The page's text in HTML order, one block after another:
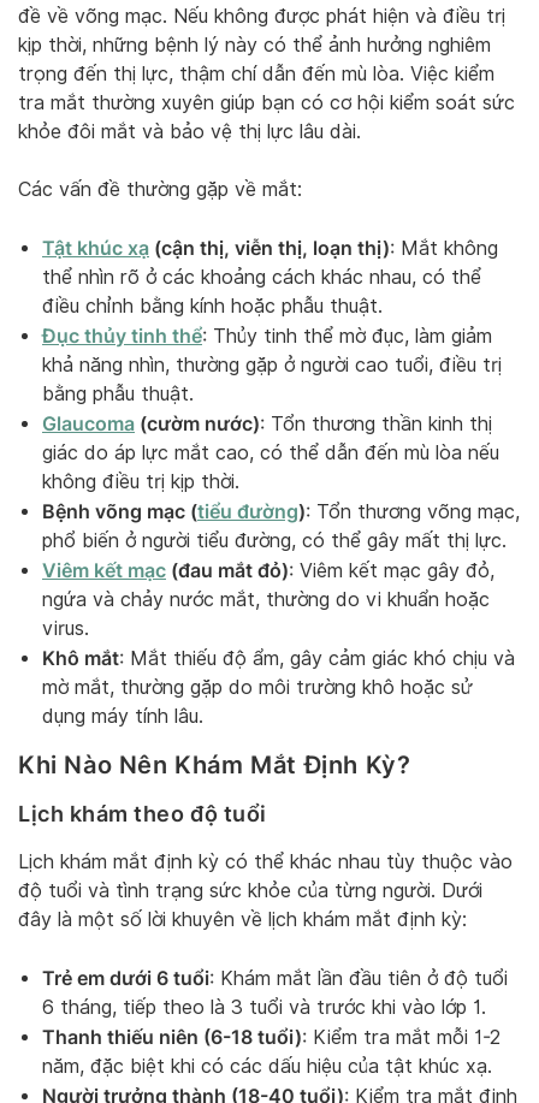
đề về võng mạc. Nếu không được phát hiện và điều trị
kịp thời, những bệnh lý này có thể ảnh hưởng nghiêm
trọng đến thị lực, thậm chí dẫn đến mù lòa. Việc kiểm
tra mắt thường xuyên giúp bạn có cơ hội kiểm soát sức
khỏe đôi mắt và bảo vệ thị lực lâu dài.
Các vấn đề thường gặp về mắt:
Tật khúc xạ (cận thị, viễn thị, loạn thị): Mắt không
thể nhìn rõ ở các khoảng cách khác nhau, có thể
điều chỉnh bằng kính hoặc phẫu thuật.
Đục thủy tinh thể: Thủy tinh thể mờ đục, làm giảm
khả năng nhìn, thường gặp ở người cao tuổi, điều trị
bằng phẫu thuật.
Glaucoma (cườm nước): Tổn thương thần kinh thị
giác do áp lực mắt cao, có thể dẫn đến mù lòa nếu
không điều trị kịp thời.
Bệnh võng mạc (tiểu đường): Tổn thương võng mạc,
phổ biến ở người tiểu đường, có thể gây mất thị lực.
Viêm kết mạc (đau mắt đỏ): Viêm kết mạc gây đỏ,
ngứa và chảy nước mắt, thường do vi khuẩn hoặc
virus.
Khô mắt: Mắt thiếu độ ẩm, gây cảm giác khó chịu và
mờ mắt, thường gặp do môi trường khô hoặc sử
dụng máy tính lâu.
Khi Nào Nên Khám Mắt Định Kỳ?
Lịch khám theo độ tuổi
Lịch khám mắt định kỳ có thể khác nhau tùy thuộc vào
độ tuổi và tình trạng sức khỏe của từng người. Dưới
đây là một số lời khuyên về lịch khám mắt định kỳ:
Trẻ em dưới 6 tuổi: Khám mắt lần đầu tiên ở độ tuổi
6 tháng, tiếp theo là 3 tuổi và trước khi vào lớp 1.
Thanh thiếu niên (6-18 tuổi): Kiểm tra mắt mỗi 1-2
năm, đặc biệt khi có các dấu hiệu của tật khúc xạ.
Người trưởng thành (18-40 tuổi): Kiểm tra mắt định